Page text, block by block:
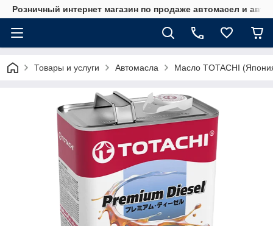
Розничный интернет магазин по продаже автомасел и
Товары и услуги Автомасла Масло TOTACHI